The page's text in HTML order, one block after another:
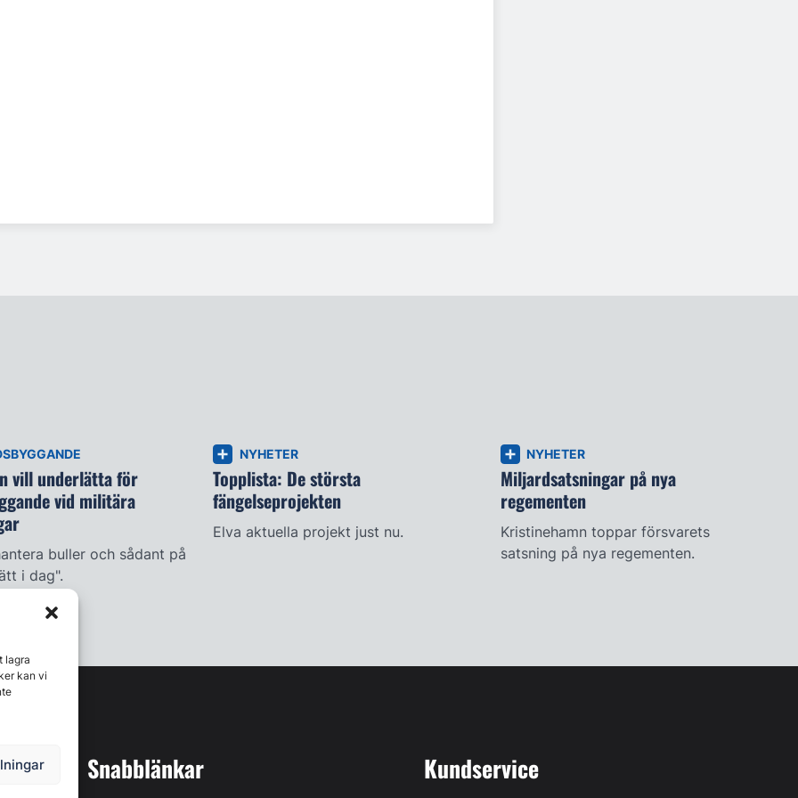
lagra
kan vi
vill underlätta för
vid militära
buller och sådant på
i dag".
NYHETER
Topplista: De största
fängelseprojekten
Elva aktuella projekt just nu.
NYHETER
Miljardsatsningar på nya
regementen
Kristinehamn toppar försvarets
satsning på nya regementen.
Snabblänkar Kundservice